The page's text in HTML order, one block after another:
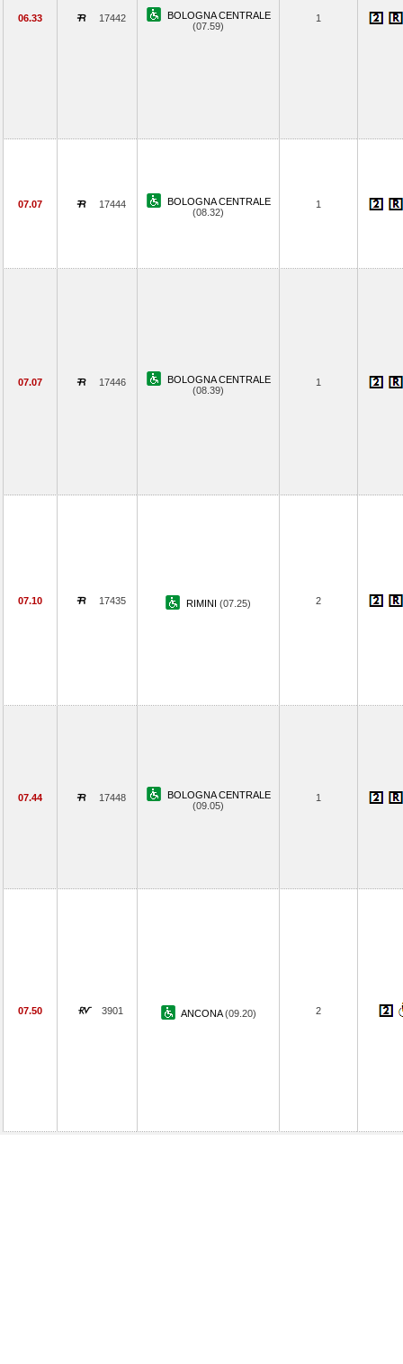
06.33 17442
BOLOGNA CENTRALE
(07.59)
1
07.07 17444
BOLOGNA CENTRALE
(08.32)
1
07.07 17446
BOLOGNA CENTRALE
(08.39)
1
07.10 17435 RIMINI (07.25) 2
07.44 17448
BOLOGNA CENTRALE
(09.05)
1
07.50 3901 ANCONA(09.20) 2